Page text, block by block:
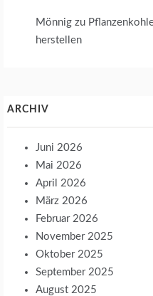
Mönnig zu
herstellen
ARCHIV
Juni 2026
Mai 2026
April 2026
März 2026
Februar 2026
November 2025
Oktober 2025
September 2025
August 2025